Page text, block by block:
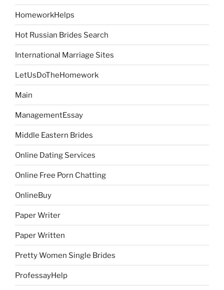
HomeworkHelps
Hot Russian Brides Search
International Marriage Sites
LetUsDoTheHomework
Main
ManagementEssay
Middle Eastern Brides
Online Dating Services
Online Free Porn Chatting
OnlineBuy
Paper Writer
Paper Written
Pretty Women Single Brides
ProfessayHelp